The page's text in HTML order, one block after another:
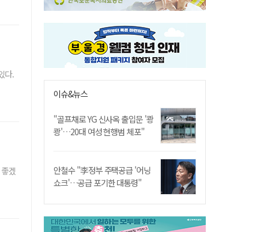
다.
겠
이슈&뉴스
"골프채로 YG 신사옥 출입문 '쾅
쾅'…20대 여성 현행범 체포"
안철수 "李정부 주택공급 '어닝
쇼크'…공급 포기한 대통령"